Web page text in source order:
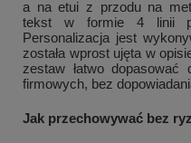
a na etui z przodu na
tekst w formie 4 linii
Personalizacja jest
została wprost ujęta w
zestaw łatwo
firmowych, bez
Jak przechowywać bez